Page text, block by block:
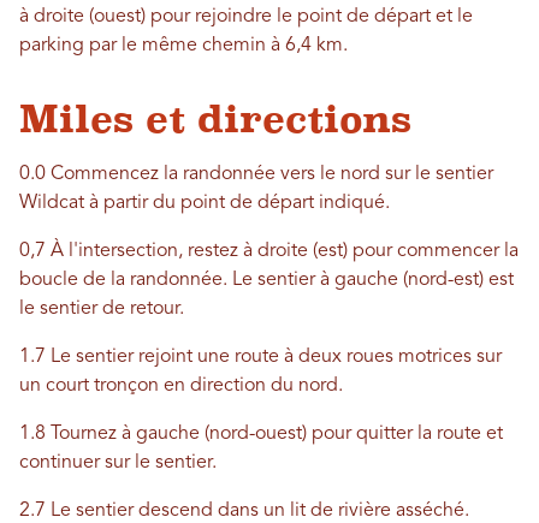
à droite (ouest) pour rejoindre le point de départ et le
parking par le même chemin à 6,4 km.
Miles et directions
0.0 Commencez la randonnée vers le nord sur le sentier
Wildcat à partir du point de départ indiqué.
0,7 À l'intersection, restez à droite (est) pour commencer la
boucle de la randonnée. Le sentier à gauche (nord-est) est
le sentier de retour.
1.7 Le sentier rejoint une route à deux roues motrices sur
un court tronçon en direction du nord.
1.8 Tournez à gauche (nord-ouest) pour quitter la route et
continuer sur le sentier.
2.7 Le sentier descend dans un lit de rivière asséché.